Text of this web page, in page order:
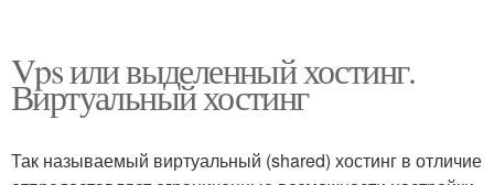
Vps или выделенный хостинг.
Виртуальный хостинг
Так называемый виртуальный (shared) хостинг в отличие